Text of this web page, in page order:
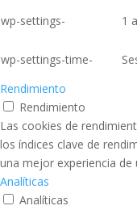
wp-settings-
1
wp-settings-time-
Rendimiento
Rendimiento
Las cookies de
los índices clave de
una mejor experiencia de
Analíticas
Analíticas